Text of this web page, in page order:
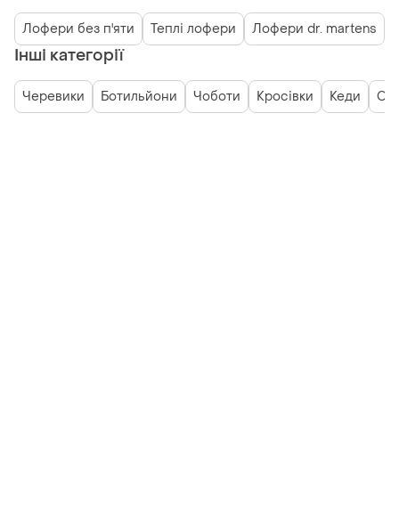
Лофери без п'яти Теплі лофери Лофери dr. martens
Інші категорії
Черевики Ботильйони Чоботи Кросівки Кеди